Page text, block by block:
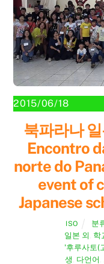
2015/06/18
북파라나
Encontro
norte do
event of
Japanese
ISO 분
일본 외 학
'후루사토(
생 다언어